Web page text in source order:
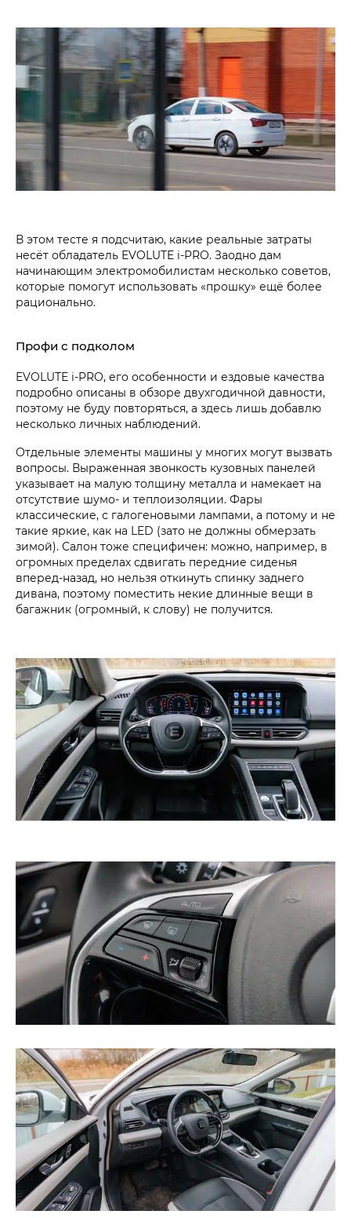
В этом тесте я подсчитаю, какие реальные затраты
несёт обладатель EVOLUTE i‑PRO. Заодно дам
начинающим электромобилистам несколько советов,
которые помогут использовать «прошку» ещё более
рационально.
Профи с подколом
EVOLUTE i‑PRO, его особенности и ездовые качества
подробно описаны в обзоре двухгодичной давности,
поэтому не буду повторяться, а здесь лишь добавлю
несколько личных наблюдений.
Отдельные элементы машины у многих могут вызвать
вопросы. Выраженная звонкость кузовных панелей
указывает на малую толщину металла и намекает на
отсутствие шумо- и теплоизоляции. Фары
классические, с галогеновыми лампами, а потому и не
такие яркие, как на LED (зато не должны обмерзать
зимой). Салон тоже специфичен: можно, например, в
огромных пределах сдвигать передние сиденья
вперед-назад, но нельзя откинуть спинку заднего
дивана, поэтому поместить некие длинные вещи в
багажник (огромный, к слову) не получится.